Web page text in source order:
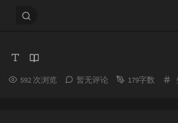
592 次浏览 暂无评论 179字数